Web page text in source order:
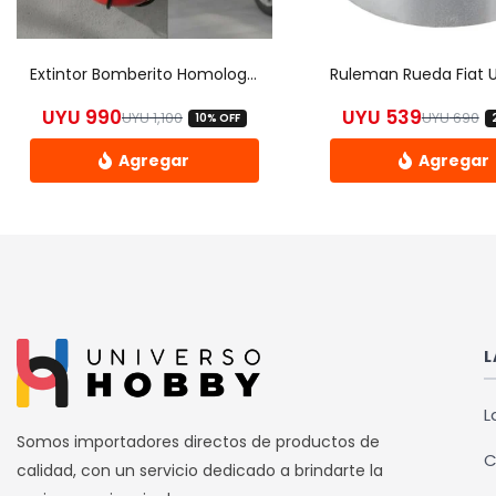
Extintor Bomberito Homologado Para Auto 1k Mata Fuego Auto
UYU1,100El precio original era: UYU 1,100.
UYU 990 El precio actual es: UYU 990.
10% OFF UYU690El
UYU 539 El
Somos importadores directos de productos de
calidad, con un servicio dedicado a brindarte la